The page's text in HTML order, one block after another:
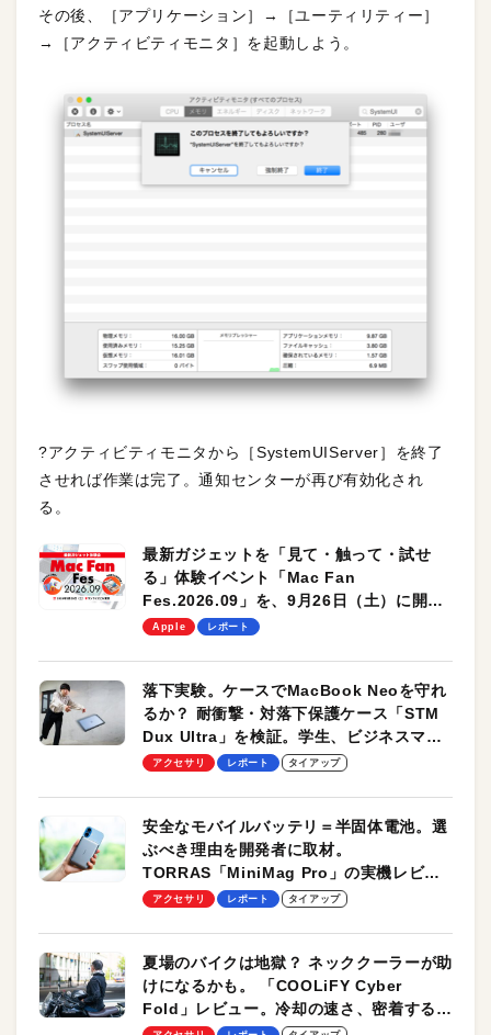
その後、［アプリケーション］→［ユーティリティー］
→［アクティビティモニタ］を起動しよう。
?アクティビティモニタから［SystemUIServer］を終了
させれば作業は完了。通知センターが再び有効化され
る。
最新ガジェットを「見て・触って・試せ
る」体験イベント「Mac Fan
Fes.2026.09」を、9月26日（土）に開催
します！
Apple レポート
落下実験。ケースでMacBook Neoを守れ
るか？ 耐衝撃・対落下保護ケース「STM
Dux Ultra」を検証。学生、ビジネスマン
のモバイルユースに最適！
アクセサリ レポート タイアップ
安全なモバイルバッテリ＝半固体電池。選
ぶべき理由を開発者に取材。
TORRAS「MiniMag Pro」の実機レビュ
ーも
アクセサリ レポート タイアップ
夏場のバイクは地獄？ ネッククーラーが助
けになるかも。 「COOLiFY Cyber
Fold」レビュー。冷却の速さ、密着する冷